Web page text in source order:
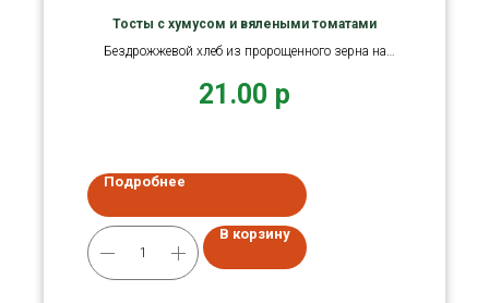
Тосты с хумусом и вялеными томатами
Бездрожжевой хлеб из пророщенного зерна на
21.00 р
Подробнее
В корзину